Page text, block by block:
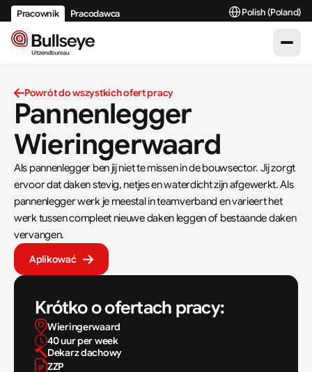
Powrót do wszystkich ofert pracy
Pannenlegger
Wieringerwaard
Als pannenlegger ben jij niet te missen in de bouwsector. Jij zorgt
ervoor dat daken stevig, netjes en waterdicht zijn afgewerkt. Als
pannenlegger werk je meestal in teamverband en varieert het
werk tussen compleet nieuwe daken leggen of bestaande daken
vervangen.
Aplikować
Krótko o ofertach pracy:
Wieringerwaard
40 uur per week
Dekarz dachowy
ZZP
Pracownik Pracodawca Select Language
Polish (Poland)